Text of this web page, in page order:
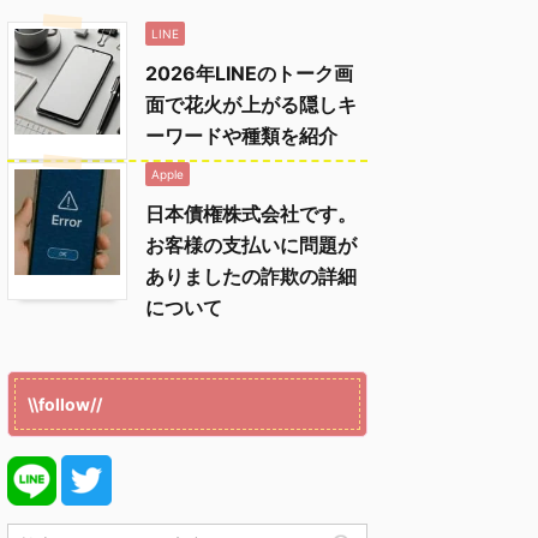
LINE
2026年LINEのトーク画
面で花火が上がる隠しキ
ーワードや種類を紹介
Apple
日本債権株式会社です。
お客様の支払いに問題が
ありましたの詐欺の詳細
について
\\follow//